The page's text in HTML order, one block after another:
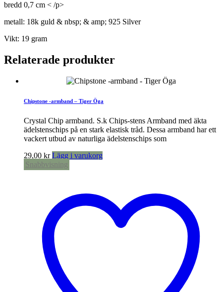
bredd 0,7 cm < /p>
metall: 18k guld & nbsp; & amp; 925 Silver
Vikt: 19 gram
Relaterade produkter
Chipstone -armband – Tiger Öga
Crystal Chip armband. S.k Chips-stens Armband med äkta
ädelstenschips på en stark elastisk tråd. Dessa armband har ett
vackert utbud av naturliga ädelstenschips som
29,00 kr Lägg i varukorg
Snabbvisning